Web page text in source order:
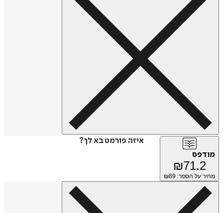
איזה פורמט בא לך?
מודפס
₪71.2
מחיר על הספר: ₪ 89